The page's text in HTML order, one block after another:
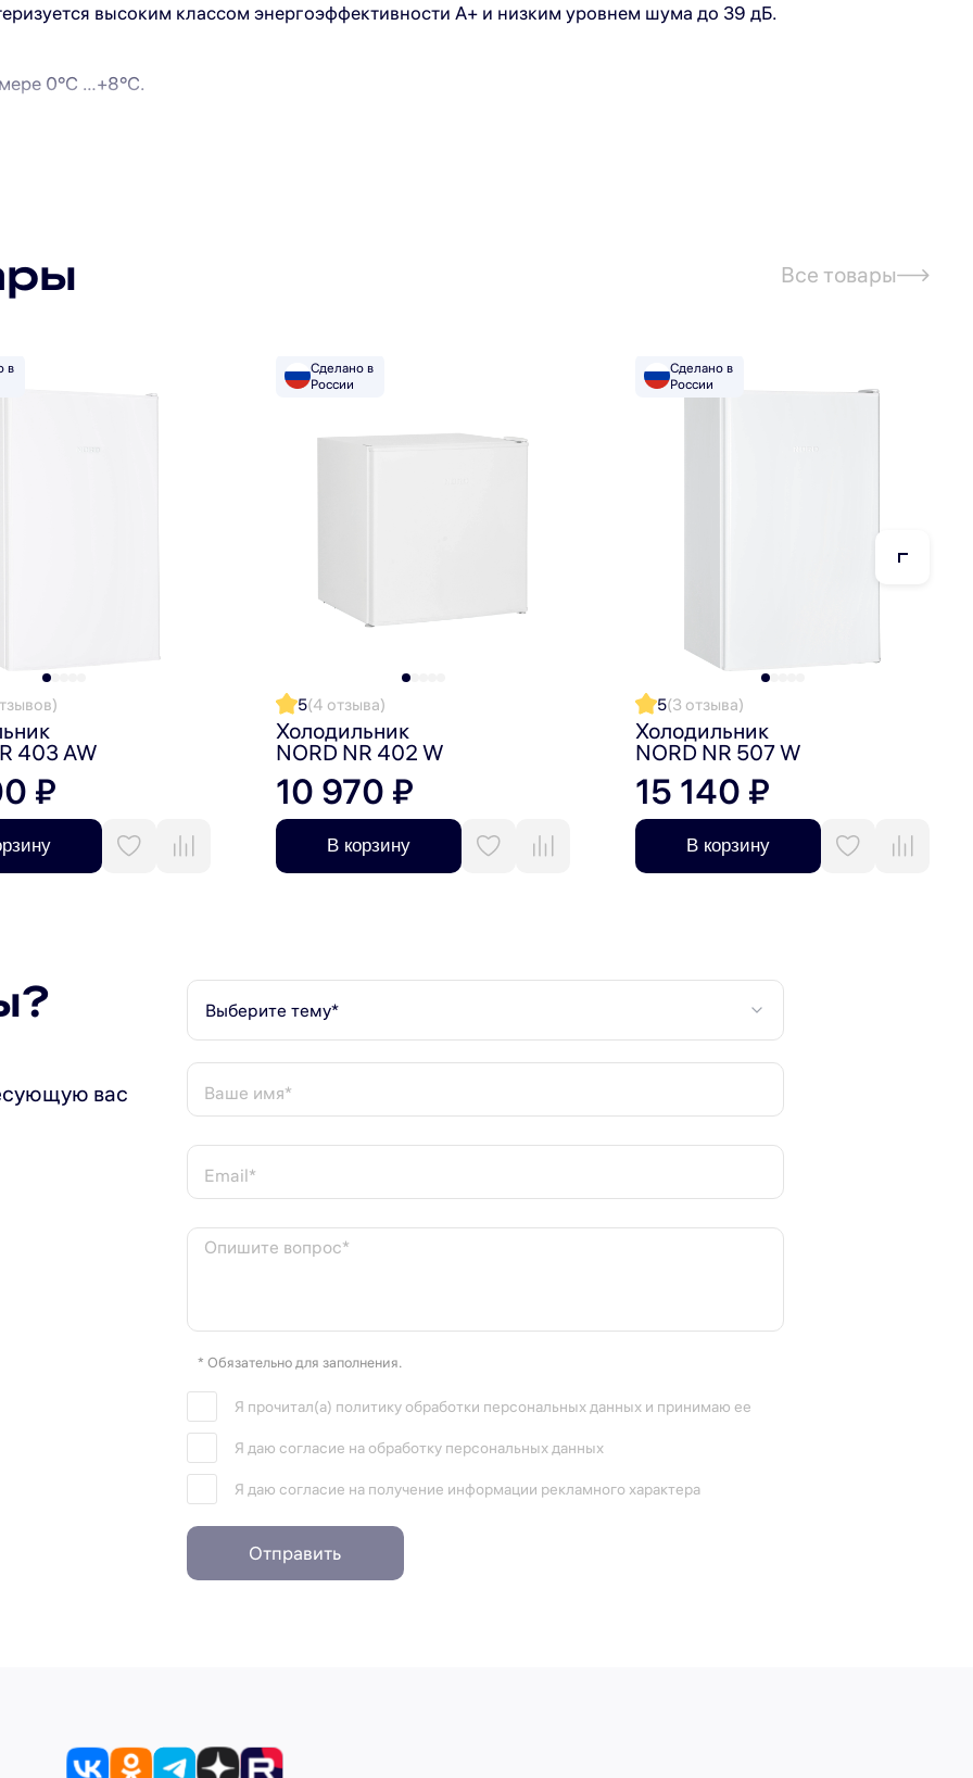
высоким классом энергоэффективности А+ и низким уровнем шума до 39 дБ.
0°С …+8°С.
с антибактериальным покрытием.
и его не нужно размораживать, кроме того испаритель надежно защищен от механических повреждений.
стильно и привлекательно, а горизонтальные интегрированные ручки создают комфорт пользования
Все товары
в
403 AW
₽
Сделано в
России
5(4 отзыва)
Холодильник
NORD NR 402 W
10 970 ₽
В корзину
Сделано в
России
5(3 отзыва)
Холодильник
NORD NR 507 W
15 140 ₽
В корзину
вас
Выберите тему*
Ваше имя*
Email*
Опишите вопрос*
* Обязательно для заполнения.
Я прочитал(а) политику обработки персональных данных и принимаю ее
Я даю согласие на обработку персональных данных
Я даю согласие на получение информации рекламного характера
Отправить
Подпишитесь на рассылку